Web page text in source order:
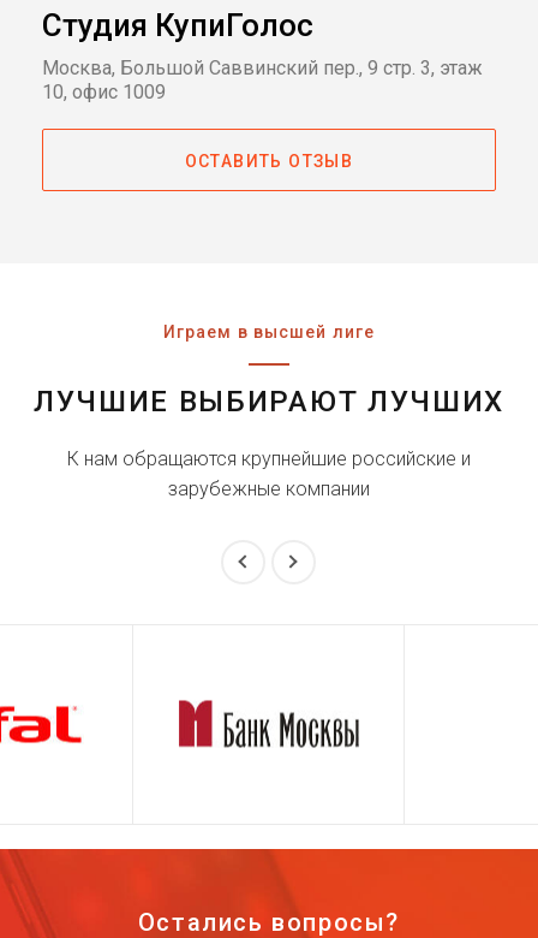
Студия КупиГолос
Москва, Большой Саввинский пер., 9 стр. 3, этаж
10, офис 1009
ОСТАВИТЬ ОТЗЫВ
Играем в высшей лиге
ЛУЧШИЕ ВЫБИРАЮТ ЛУЧШИХ
К нам обращаются крупнейшие российские и
зарубежные компании
Остались вопросы?